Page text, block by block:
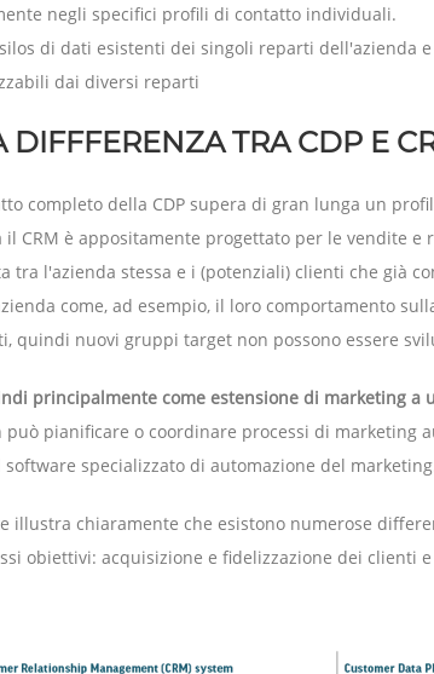
negli specifici profili di contatto individuali.
di dati esistenti dei singoli reparti dell'azienda
dai diversi reparti
DIFFFERENZA TRA CDP E
completo della CDP supera di gran lunga un
il CRM è appositamente progettato per le vendite
tra l'azienda stessa e i (potenziali) clienti che già
come, ad esempio, il loro comportamento
quindi nuovi gruppi target non possono essere
principalmente come estensione di marketing a
pianificare o coordinare processi di marketing
software specializzato di automazione del
illustra chiaramente che esistono numerose
obiettivi: acquisizione e fidelizzazione dei clienti